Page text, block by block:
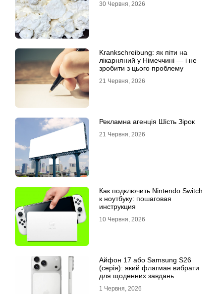
30 Червня, 2026
Krankschreibung: як піти на
лікарняний у Німеччині — і не
зробити з цього проблему
21 Червня, 2026
Рекламна агенція Шість Зірок
21 Червня, 2026
Как подключить Nintendo Switch
к ноутбуку: пошаговая
инструкция
10 Червня, 2026
Айфон 17 або Samsung S26
(серія): який флагман вибрати
для щоденних завдань
1 Червня, 2026